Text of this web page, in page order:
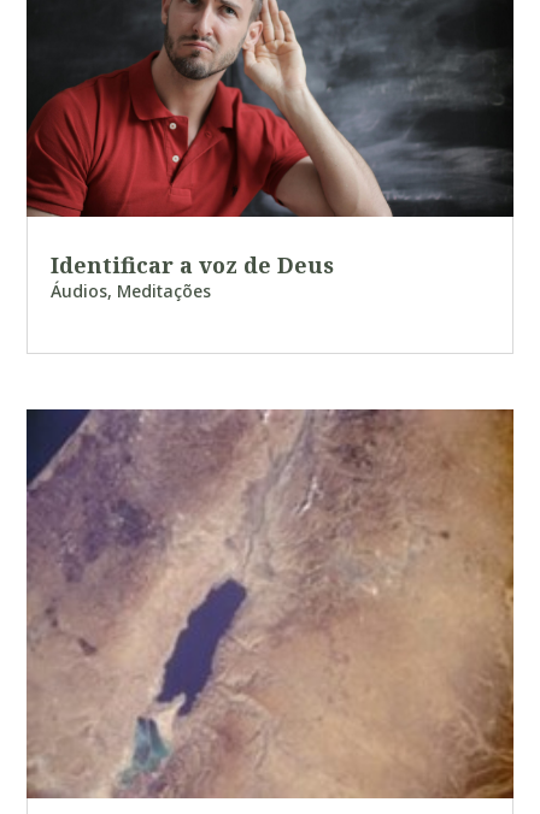
Identificar a voz de Deus
Áudios, Meditações